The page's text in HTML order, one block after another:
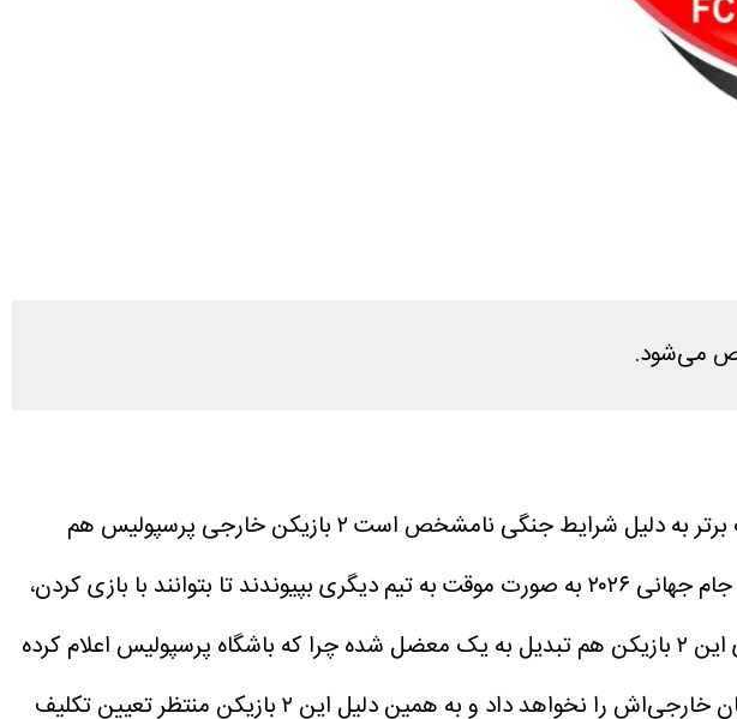
به نقل از فارس، در حالی که هنوز وضعیت برگزاری یا عدم برگزاری مسابقات لیگ برتر به دلیل شرایط جنگی نامشخص است ۲ بازیکن خارجی پرسپولیس هم
برخی از بازیکنان مثل اورونوف و سرگیف قصد داشتند در ماه منتهی به جام جهانی ۲۰۲۶ به صورت موقت به تیم دیگری بپیوندند تا بتوانند با بازی کردن،
این در حالیست که نامشخص بودن وضعیت لیگ برتر کشورمان برای این ۲ بازیکن هم تبدیل به یک معضل شده چرا که باشگاه پرسپولیس اعلام کرده
در صورتی که مسابقات لیگ برتر، قبل از جام جهانی برگزار شود اجازه جدایی به هیچ کدام از بازیکنان خارجی‌اش را نخواهد داد و به همین دلیل این ۲ بازیکن منتظر تعیین تکلیف